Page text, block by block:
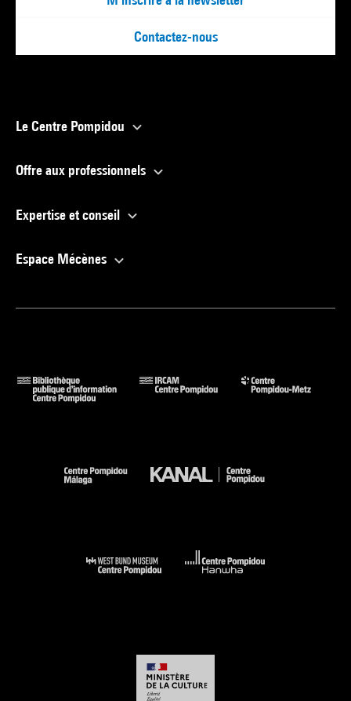
Contactez-nous
Le Centre Pompidou
Offre aux professionnels
Expertise et conseil
Espace Mécènes